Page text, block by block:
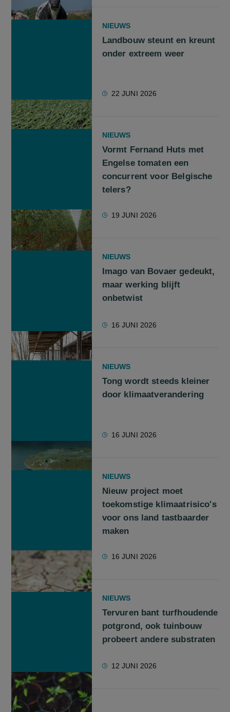
NIEUWS
Landbouw steunt en kreunt
onder extreem weer
22 JUNI 2026
NIEUWS
Vormt Fernand Huts met
Engelse tomaten een
concurrent voor Belgische
telers?
19 JUNI 2026
NIEUWS
Imago van Bovaer gedeukt,
maar werking blijft
onbetwist
16 JUNI 2026
NIEUWS
Tong wordt steeds kleiner
door klimaatverandering
16 JUNI 2026
NIEUWS
Nieuw project moet
toekomstige klimaatrisico's
voor ons land tastbaarder
maken
16 JUNI 2026
NIEUWS
Tervuren bant turfhoudende
potgrond, ook tuinbouw
probeert andere substraten
12 JUNI 2026